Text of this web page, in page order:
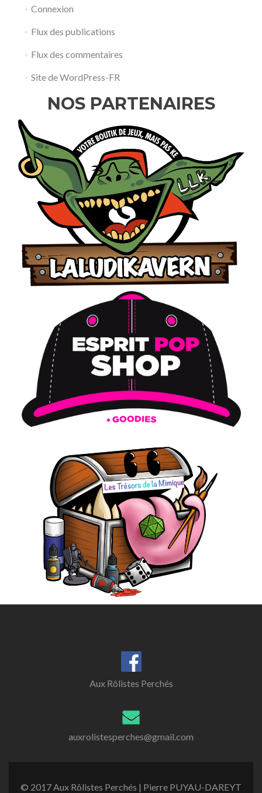
Connexion
Flux des publications
Flux des commentaires
Site de WordPress-FR
NOS PARTENAIRES
Aux Rôlistes Perchés
auxrolistesperches@gmail.com
© 2017 Aux Rôlistes Perchés | Pierre PUYAU-DAREYT